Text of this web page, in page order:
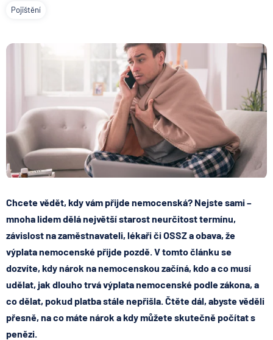
Pojištění
Chcete vědět, kdy vám přijde nemocenská? Nejste sami –
mnoha lidem dělá největší starost neurčitost termínu,
závislost na zaměstnavateli, lékaři či OSSZ a obava, že
výplata nemocenské přijde pozdě. V tomto článku se
dozvíte, kdy nárok na nemocenskou začíná, kdo a co musí
udělat, jak dlouho trvá výplata nemocenské podle zákona, a
co dělat, pokud platba stále nepřišla. Čtěte dál, abyste věděli
přesně, na co máte nárok a kdy můžete skutečně počítat s
penězi.